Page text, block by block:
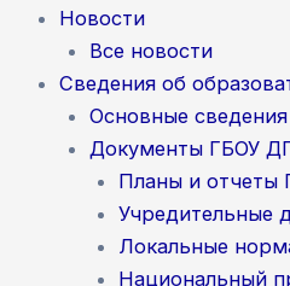
Новости
Все новости
Сведения об
Основные сведения
Документы ГБОУ
Планы и
Учредительные
Локальные
Национальный